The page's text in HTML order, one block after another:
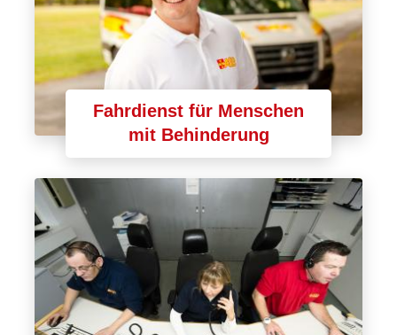
Fahrdienst für Menschen
mit Behinderung